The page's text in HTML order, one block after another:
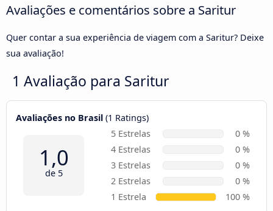
Avaliações e comentários sobre a Saritur
Quer contar a sua experiência de viagem com a Saritur? Deixe
sua avaliação!
1 Avaliação para Saritur
Avaliações no Brasil (1 Ratings)
1,0
de 5
5 Estrelas
0 %
4 Estrelas
0 %
3 Estrelas
0 %
2 Estrelas
0 %
1 Estrela
100 %